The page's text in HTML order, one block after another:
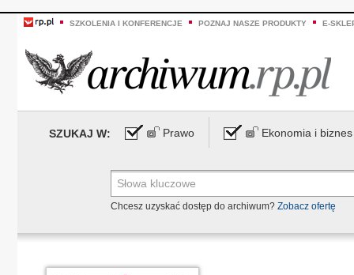
SZKOLENIA I KONFERENCJE POZNAJ NASZE PRODUKTY E-
SZUKAJ W: Prawo Ekonomia i biznes
Chcesz uzyskać dostęp do archiwum? Zobacz ofertę